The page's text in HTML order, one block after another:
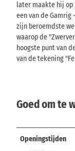
later maakte hij op
een van de
zijn beroemdste
waarop de
hoogste punt van
van de tekening
Goed om te
Openingstijden